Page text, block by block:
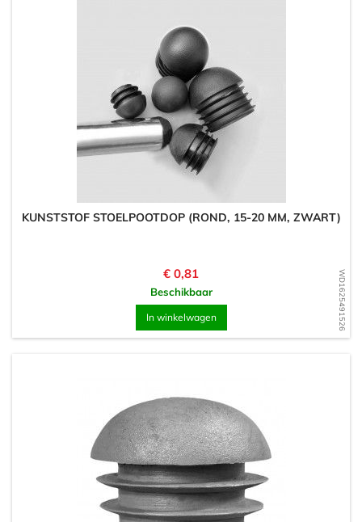
WD1625491526
KUNSTSTOF STOELPOOTDOP (ROND, 15-20 MM, ZWART)
Prijs
€ 0,81
Beschikbaar
In winkelwagen